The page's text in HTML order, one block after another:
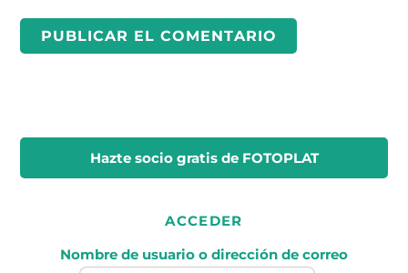
Hazte socio gratisde FOTOPLAT
ACCEDER
Nombre de usuario o dirección de correo